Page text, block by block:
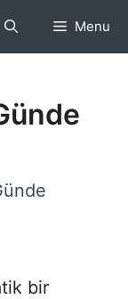
Menu
bir